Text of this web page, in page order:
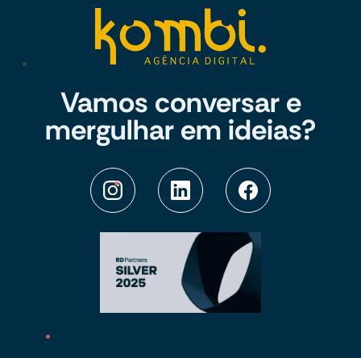
Vamos conversar e
mergulhar em ideias?